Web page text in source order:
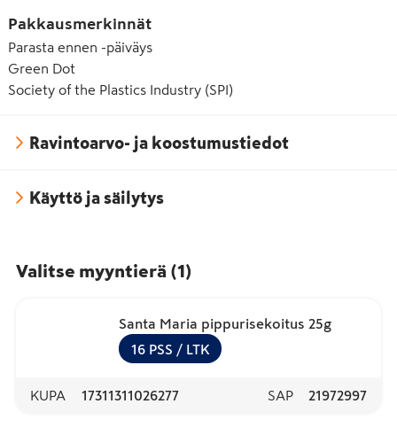
Pakkausmerkinnät
Parasta ennen -päiväys
Green Dot
Society of the Plastics Industry (SPI)
Ravintoarvo- ja koostumustiedot
Käyttö ja säilytys
Valitse myyntierä (1 )
Santa Maria pippurisekoitus 25g
16 PSS / LTK
KUPA 17311311026277 SAP 21972997